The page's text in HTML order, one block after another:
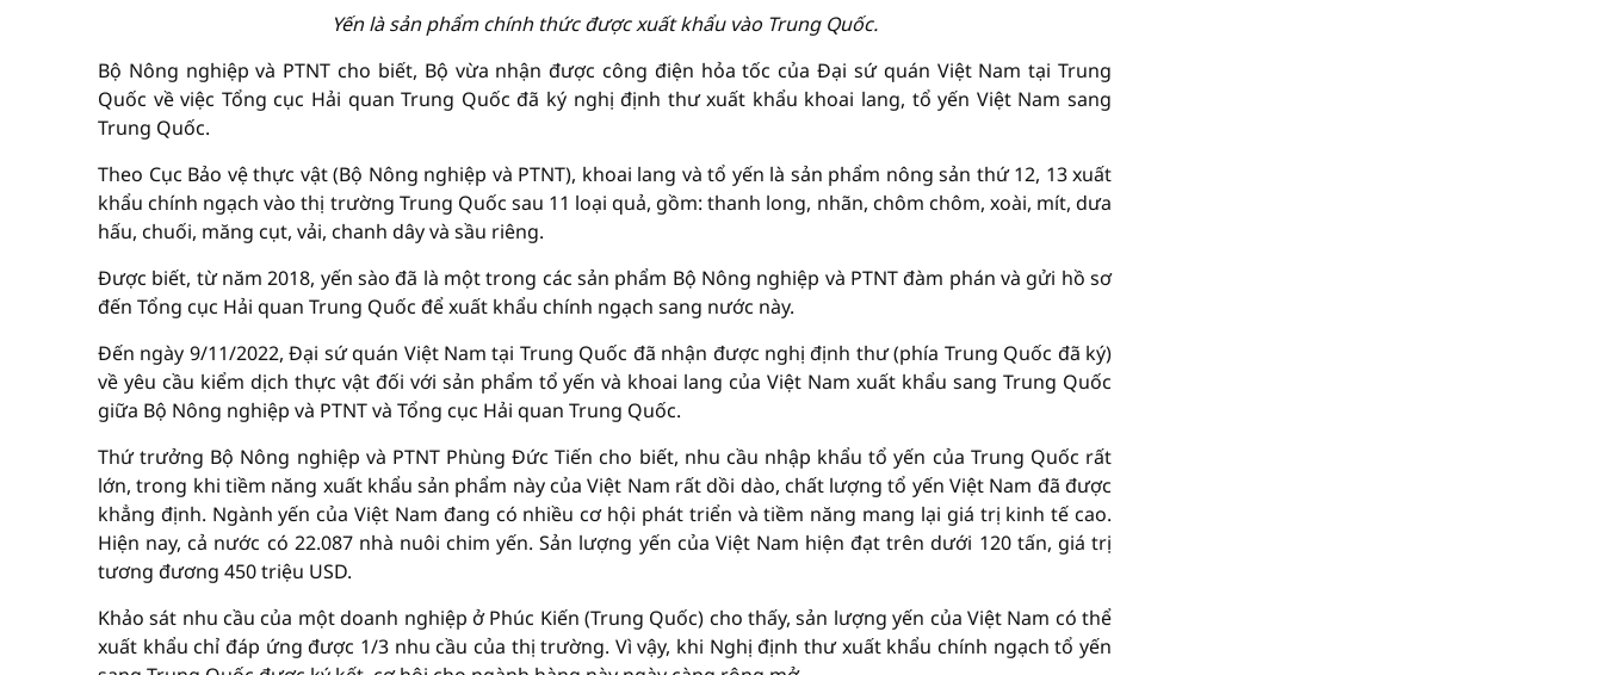
Yến là sản phẩm chính thức được xuất khẩu vào Trung Quốc.
Bộ Nông nghiệp và PTNT cho biết, Bộ vừa nhận được công điện hỏa tốc của Đại sứ quán Việt Nam tại Trung
Quốc về việc Tổng cục Hải quan Trung Quốc đã ký nghị định thư xuất khẩu khoai lang, tổ yến Việt Nam sang
Trung Quốc.
Theo Cục Bảo vệ thực vật (Bộ Nông nghiệp và PTNT), khoai lang và tổ yến là sản phẩm nông sản thứ 12, 13 xuất
khẩu chính ngạch vào thị trường Trung Quốc sau 11 loại quả, gồm: thanh long, nhãn, chôm chôm, xoài, mít, dưa
hấu, chuối, măng cụt, vải, chanh dây và sầu riêng.
Được biết, từ năm 2018, yến sào đã là một trong các sản phẩm Bộ Nông nghiệp và PTNT đàm phán và gửi hồ sơ
đến Tổng cục Hải quan Trung Quốc để xuất khẩu chính ngạch sang nước này.
Đến ngày 9/11/2022, Đại sứ quán Việt Nam tại Trung Quốc đã nhận được nghị định thư (phía Trung Quốc đã ký)
về yêu cầu kiểm dịch thực vật đối với sản phẩm tổ yến và khoai lang của Việt Nam xuất khẩu sang Trung Quốc
giữa Bộ Nông nghiệp và PTNT và Tổng cục Hải quan Trung Quốc.
Thứ trưởng Bộ Nông nghiệp và PTNT Phùng Đức Tiến cho biết, nhu cầu nhập khẩu tổ yến của Trung Quốc rất
lớn, trong khi tiềm năng xuất khẩu sản phẩm này của Việt Nam rất dồi dào, chất lượng tổ yến Việt Nam đã được
khẳng định. Ngành yến của Việt Nam đang có nhiều cơ hội phát triển và tiềm năng mang lại giá trị kinh tế cao.
Hiện nay, cả nước có 22.087 nhà nuôi chim yến. Sản lượng yến của Việt Nam hiện đạt trên dưới 120 tấn, giá trị
tương đương 450 triệu USD.
Khảo sát nhu cầu của một doanh nghiệp ở Phúc Kiến (Trung Quốc) cho thấy, sản lượng yến của Việt Nam có thể
xuất khẩu chỉ đáp ứng được 1/3 nhu cầu của thị trường. Vì vậy, khi Nghị định thư xuất khẩu chính ngạch tổ yến